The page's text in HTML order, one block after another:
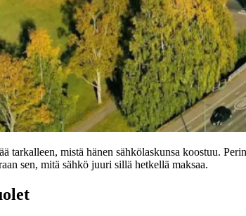
tarkalleen, mistä hänen sähkölaskunsa koostuu.
sen, mitä sähkö juuri sillä hetkellä maksaa.